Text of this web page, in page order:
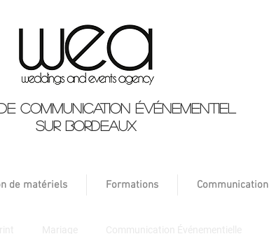
communication événementiel
sur Bordeaux
de matériels Formations Communication